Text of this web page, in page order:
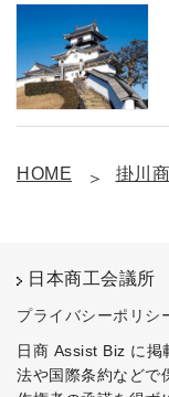
HOME 掛川
日本商工会議所
プライバシーポリシ
日商 Assist Biz に掲
法や国際条約などで